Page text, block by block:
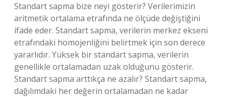
Standart sapma bize neyi gösterir? Verilerimizin
aritmetik ortalama etrafında ne ölçüde değiştiğini
ifade eder. Standart sapma, verilerin merkez ekseni
etrafındaki homojenliğini belirtmek için son derece
yararlıdır. Yüksek bir standart sapma, verilerin
genellikle ortalamadan uzak olduğunu gösterir.
Standart sapma arttıkça ne azalır? Standart sapma,
dağılımdaki her değerin ortalamadan ne kadar